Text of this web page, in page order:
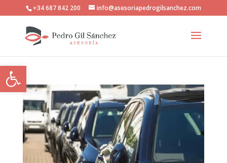
Abrir barra de herramientas
+34 687 842 200 info@asesoriapedrogilsanchez.com